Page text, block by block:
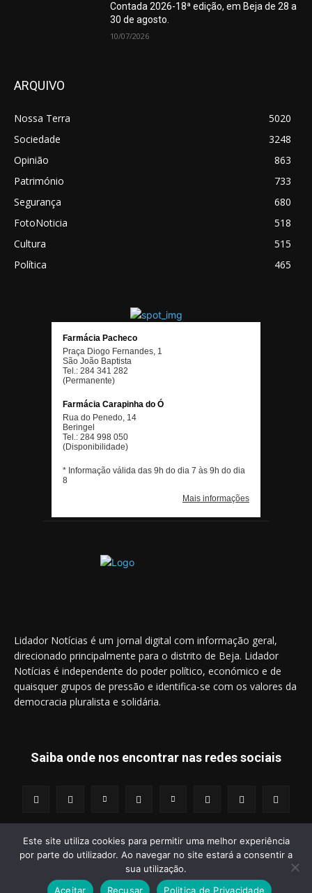
Contada 2026-18ª edição, em Beja de 28 a
30 de agosto.
10/07/2026
ARQUIVO
Nossa Terra
5020
Sociedade
3248
Opinião
863
Património
733
Segurança
680
FotoNoticia
518
Cultura
515
Política
465
Lidador Notícias é um jornal digital com informação geral,
direcionado principalmente para o distrito de Beja. Lidador
Notícias é independente do poder político, económico e de
quaisquer grupos de pressão e identifica-se com os valores da
democracia pluralista e solidária.
Saiba onde nos encontrar nas redes sociais
© 2014 - 2025 Lidador Notícias. | Todos os Direitos Reservados.
Este site utiliza cookies para permitir uma melhor experiência
por parte do utilizador. Ao navegar no site estará a consentir a
sua utilização.
Aceitar
Recusar Politica de Privacidade